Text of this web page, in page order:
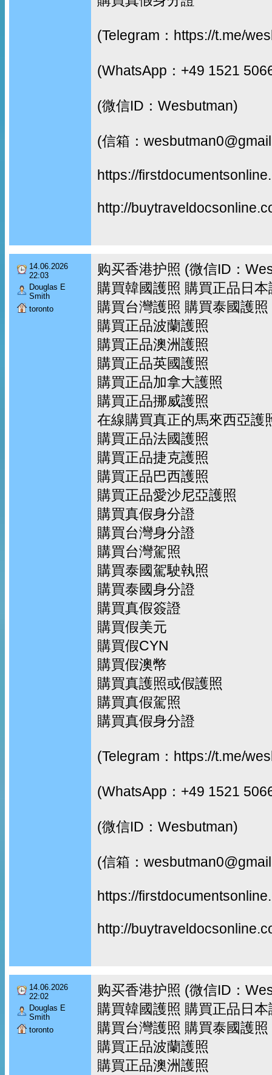
(Telegram：https://t.me/
(WhatsApp：+49 1521
(微信ID：Wesbutman)
(信箱：
https://
http://
14.06.2026
22:03
Douglas E
Smith
toronto
购买香港护照 (微信ID：
購買韓國護照 購買正品日
購買台灣護照 購買泰國護照
購買正品波蘭護照
購買正品澳洲護照
購買正品英國護照
購買正品加拿大護照
購買正品挪威護照
在線購買真正的馬來西亞護
購買正品法國護照
購買正品捷克護照
購買正品巴西護照
購買正品愛沙尼亞護照
購買真假身分證
購買台灣身分證
購買台灣駕照
購買泰國駕駛執照
購買泰國身分證
購買真假簽證
購買假美元
購買假CYN
購買假澳幣
購買真護照或假護照
購買真假駕照
購買真假身分證
(Telegram：https://t.me/
(WhatsApp：+49 1521
(微信ID：Wesbutman)
(信箱：
https://
http://
14.06.2026
22:02
Douglas E
Smith
toronto
购买香港护照 (微信ID：
購買韓國護照 購買正品日
購買台灣護照 購買泰國護照
購買正品波蘭護照
購買正品澳洲護照